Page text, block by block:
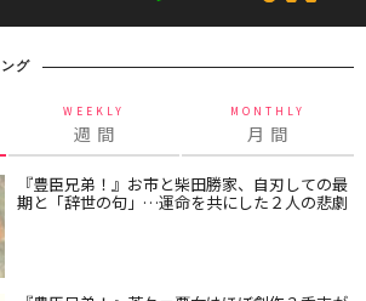
グ
WEEKLY
週 間
MONTHLY
月 間
『豊臣兄弟！』お市と柴田勝家、自刃しての最
期と「辞世の句」…運命を共にした２人の悲劇